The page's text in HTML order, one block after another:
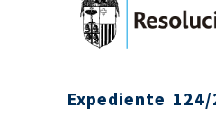
Expediente 124/